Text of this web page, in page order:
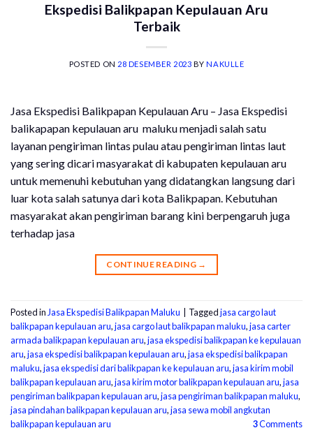
Ekspedisi Balikpapan Kepulauan Aru
Terbaik
POSTED ON 28 DESEMBER 2023 BYNAKULLE
Jasa Ekspedisi Balikpapan Kepulauan Aru – Jasa Ekspedisi
balikapapan kepulauan aru maluku menjadi salah satu
layanan pengiriman lintas pulau atau pengiriman lintas laut
yang sering dicari masyarakat di kabupaten kepulauan aru
untuk memenuhi kebutuhan yang didatangkan langsung dari
luar kota salah satunya dari kota Balikpapan. Kebutuhan
masyarakat akan pengiriman barang kini berpengaruh juga
terhadap jasa
CONTINUE READING →
Posted in Jasa Ekspedisi Balikpapan Maluku Taggedjasa cargo laut
balikpapan kepulauan aru,jasa cargo laut balikpapan maluku,jasa carter
armada balikpapan kepulauan aru,jasa ekspedisi balikpapan ke kepulauan
aru,jasa ekspedisi balikpapan kepulauan aru,jasa ekspedisi balikpapan
maluku,jasa ekspedisi dari balikpapan ke kepulauan aru,jasa kirim mobil
balikpapan kepulauan aru,jasa kirim motor balikpapan kepulauan aru,jasa
pengiriman balikpapan kepulauan aru,jasa pengiriman balikpapan maluku,
jasa pindahan balikpapan kepulauan aru,jasa sewa mobil angkutan
balikpapan kepulauan aru
3Comments